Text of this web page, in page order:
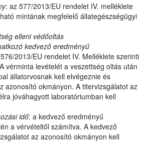
: az 577/2013/EU rendelet IV. melléklete
mintának megfelelő állategészségügyi
elleni védőoltás
kedvező eredményű
2013/EU rendelet IV. Melléklete szerinti
vérminta levételét a veszettség oltás után
állatorvosnak kell elvégeznie és
azonosító okmányon. A titervizsgálatot az
jóváhagyott laboratóriumban kell
idő: a kedvező eredményű
a vérvételtől számítva. A kedvező
az azonosító okmányon kell